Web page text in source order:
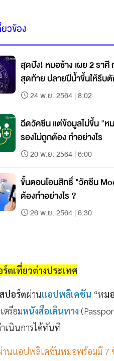
วข้อง
สุดปัง! หมอช้าง เผย 2 ราศี
สุดท้าย ปลายปีน้ำขึ้นให้รีบ
24 พ.ย. 2564 | 8:02
ฉีดวัคซีน แต่ข้อมูลไม่ขึ้น "ห
รองไม่ถูกต้อง ทำอย่างไร
20 พ.ย. 2564 | 6:00
ขั้นตอนโอนสิทธิ์ "วัคซีน
ต้องทำอย่างไร ?
26 พ.ย. 2564 | 6:30
เที่ยวต่างประเทศ
ปอร์ตผ่านแอปพลิเคชัน “หม
ตรียมหนังสือเดินทาง
เนินการได้ทันที
นแอปพลิเคชันหมอพร้อมมี 7